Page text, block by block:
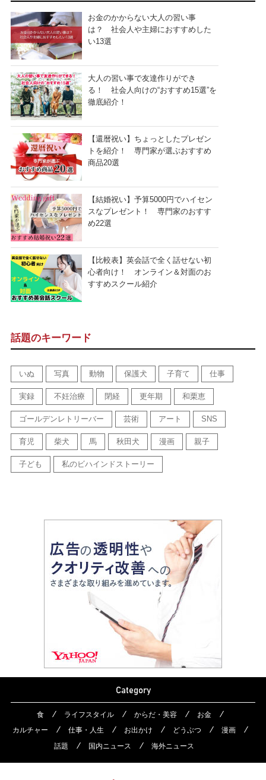
お金のかからない大人の習い事
は？ 社会人や主婦におすすめした
い13選
大人の習い事で友達作りができ
る！ 社会人向けの“おすすめ15選”を
徹底紹介！
【還暦祝い】ちょっとしたプレゼン
トを紹介！ 専門家が選ぶおすすめ
商品20選
【結婚祝い】予算5000円でハイセン
スなプレゼント！ 専門家のおすす
め22選
【比較表】英会話で全く話せない初
心者向け！ オンライン＆対面のお
すすめスクール紹介
話題のキーワード
いぬ 写真 動物 保護犬 子育て 仕事
実録 不妊治療 閉経 更年期 和栗恵
ゴールデンレトリーバー 芸術 アート SNS
育児 柴犬 馬 秋田犬 漫画 親子
子ども 私のビハインドストーリー
Category
食 ライフスタイル からだ・美容
お金
カルチャー
仕事・人生 お出かけ どうぶつ
漫画
話題
国内ニュース 海外ニュース